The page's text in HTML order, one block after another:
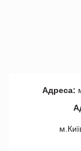
Адреса: